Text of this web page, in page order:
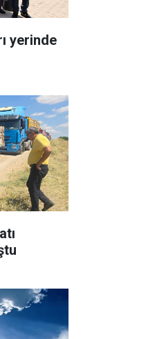
yerinde